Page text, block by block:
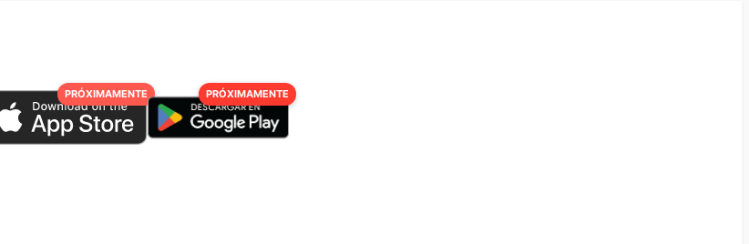
PRÓXIMAMENTE PRÓXIMAMENTE